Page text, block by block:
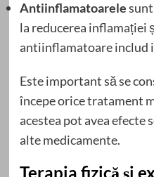
Antiinflamatoarele
la reducerea inflamației
antiinflamatoare includ
Este important să se
începe orice tratament
acestea pot avea efecte
alte medicamente.
Terapia fizică și